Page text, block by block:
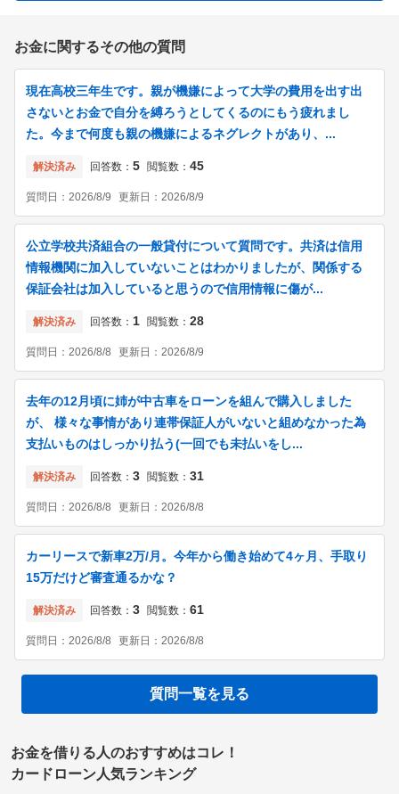
お金に関するその他の質問
現在高校三年生です。親が機嫌によって大学の費用を出す出
さないとお金で自分を縛ろうとしてくるのにもう疲れまし
た。今まで何度も親の機嫌によるネグレクトがあり、...
解決済み 回答数： 5 閲覧数： 45
質問日： 2026/8/9 更新日： 2026/8/9
公立学校共済組合の一般貸付について質問です。共済は信用
情報機関に加入していないことはわかりましたが、関係する
保証会社は加入していると思うので信用情報に傷が...
解決済み 回答数： 1 閲覧数： 28
質問日： 2026/8/8 更新日： 2026/8/9
去年の12月頃に姉が中古車をローンを組んで購入しました
が、 様々な事情があり連帯保証人がいないと組めなかった為
支払いものはしっかり払う(一回でも未払いをし...
解決済み 回答数： 3 閲覧数： 31
質問日： 2026/8/8 更新日： 2026/8/8
カーリースで新車2万/月。今年から働き始めて4ヶ月、手取り
15万だけど審査通るかな？
解決済み 回答数： 3 閲覧数： 61
質問日： 2026/8/8 更新日： 2026/8/8
質問一覧を見る
お金を借りる人のおすすめはコレ！
カードローン人気ランキング